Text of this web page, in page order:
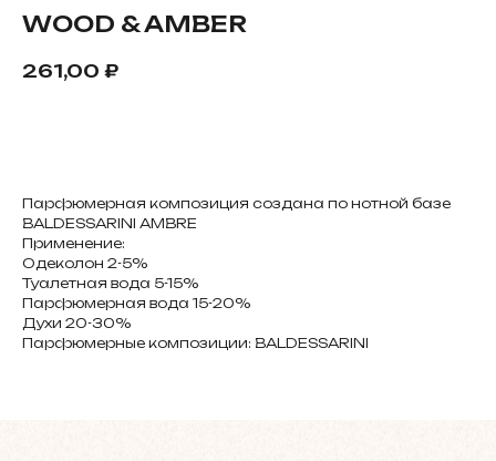
WOOD & AMBER
261,00 ₽
Парфюмерная композиция создана по нотной базе
BALDESSARINI AMBRE
Применение:
Одеколон 2-5%
Туалетная вода 5-15%
Парфюмерная вода 15-20%
Духи 20-30%
Парфюмерные композиции: BALDESSARINI